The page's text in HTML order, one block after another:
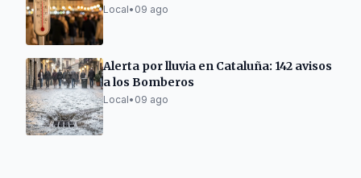
ºC
Local• 09 ago
Alerta por lluvia en Cataluña: 142 avisos
a los Bomberos
Local• 09 ago